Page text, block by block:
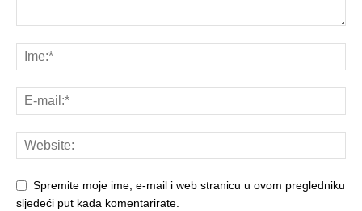
Spremite moje ime, e-mail i web stranicu u ovom pregledniku
sljedeći put kada komentarirate.